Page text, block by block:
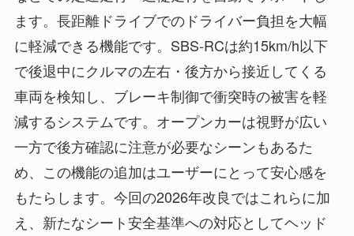
ます。長距離ドライブでのドライバー負担を大幅
に軽減できる機能です。SBS-RCは約15km/h以下
で後退中にクルマの左右・後方から接近してくる
車両を検知し、ブレーキ制御で衝突時の被害を軽
減するシステムです。オープンカーは視野が広い
一方で後方確認に注意が必要なシーンもあるた
め、この機能の追加はユーザーにとって安心感を
もたらします。今回の2026年改良ではこれらに加
え、新たなシート安全基準への対応としてヘッド